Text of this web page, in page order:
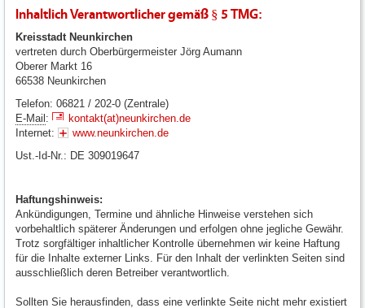
Inhaltlich Verantwortlicher gemäß § 5 TMG:
Kreisstadt Neunkirchen
vertreten durch Oberbürgermeister Jörg Aumann
Oberer Markt 16
66538 Neunkirchen
Telefon: 06821 / 202-0 (Zentrale)
E-Mail:
kontakt(at)neunkirchen.de
Internet:
www.neunkirchen.de
Ust.-Id-Nr.: DE 309019647
Haftungshinweis:
Ankündigungen, Termine und ähnliche Hinweise verstehen sich
vorbehaltlich späterer Änderungen und erfolgen ohne jegliche Gewähr.
Trotz sorgfältiger inhaltlicher Kontrolle übernehmen wir keine Haftung
für die Inhalte externer Links. Für den Inhalt der verlinkten Seiten sind
ausschließlich deren Betreiber verantwortlich.
Sollten Sie herausfinden, dass eine verlinkte Seite nicht mehr existiert